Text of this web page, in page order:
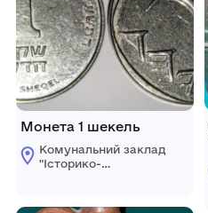
Монета 1 шекель
Комунальний заклад
"Історико-
ради